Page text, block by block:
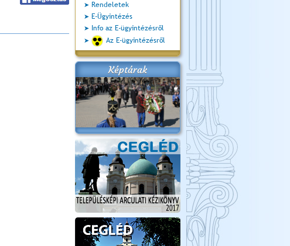
Rendeletek
E-Ügyintézés
Info az E-ügyintézésről
Az E-ügyintézésről
Képtárak